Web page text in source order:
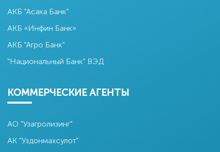
АКБ "Асака Банк"
АКБ «Инфин Банк»
АКБ "Агро Банк"
"Национальный Банк" ВЭД
КОММЕРЧЕСКИЕ АГЕНТЫ
АО "Узагролизинг"
АК "Уздонмахсулот"